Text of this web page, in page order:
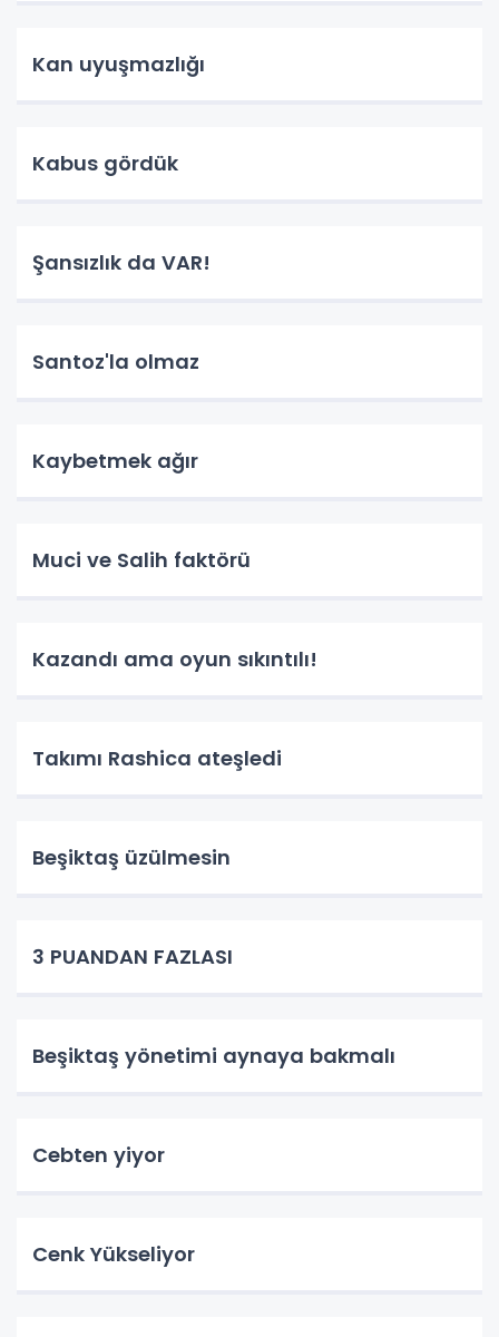
Kan uyuşmazlığı
Kabus gördük
Şansızlık da VAR!
Santoz'la olmaz
Kaybetmek ağır
Muci ve Salih faktörü
Kazandı ama oyun sıkıntılı!
Takımı Rashica ateşledi
Beşiktaş üzülmesin
3 PUANDAN FAZLASI
Beşiktaş yönetimi aynaya bakmalı
Cebten yiyor
Cenk Yükseliyor